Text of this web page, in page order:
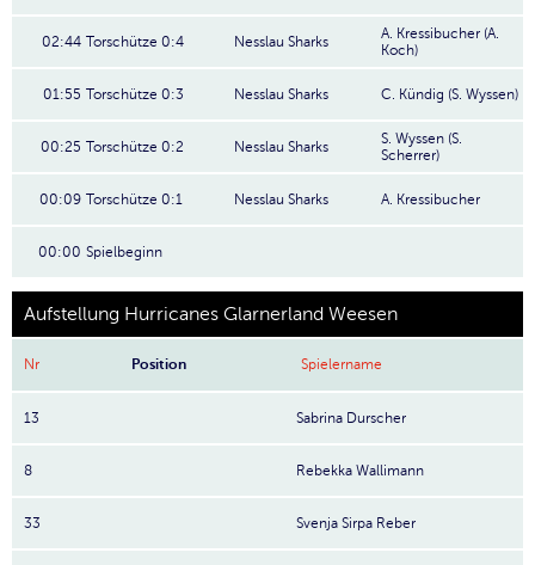
02:44 Torschütze 0:4 Nesslau Sharks
A. Kressibucher (A.
Koch)
01:55 Torschütze 0:3 Nesslau Sharks C. Kündig (S. Wyssen)
00:25 Torschütze 0:2 Nesslau Sharks
S. Wyssen (S.
Scherrer)
00:09 Torschütze 0:1 Nesslau Sharks A. Kressibucher
00:00 Spielbeginn
Aufstellung Hurricanes Glarnerland Weesen
Nr Position Spielername
13 Sabrina Durscher
8 Rebekka Wallimann
33 Svenja Sirpa Reber